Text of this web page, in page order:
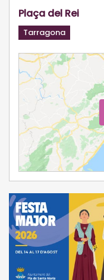
Plaça del Rei
Tarragona